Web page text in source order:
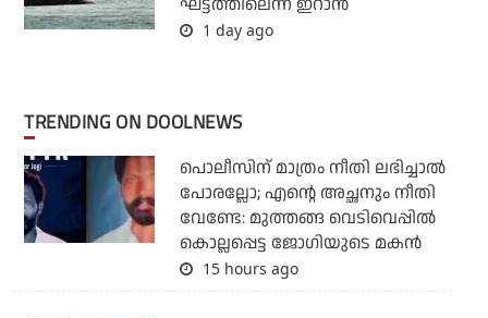
1 day ago
TRENDING ON DOOLNEWS
പൊലീസിന് മാത്രം നീതി ലഭിച്ചാല്‍
പോരല്ലോ; എന്റെ അച്ഛനും നീതി
വേണ്ടേ: മുത്തങ്ങ വെടിവെപ്പില്‍
കൊല്ലപ്പെട്ട ജോഗിയുടെ മകന്‍
15 hours ago